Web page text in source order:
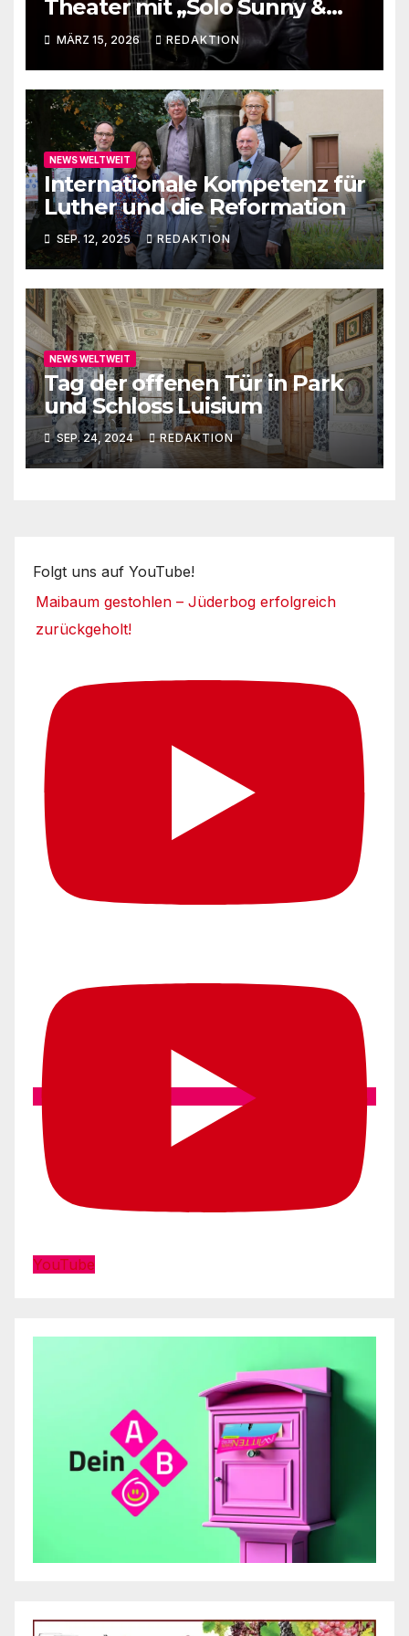
Theater mit „Solo Sunny &
me“
MÄRZ 15, 2026 REDAKTION
NEWS WELTWEIT
Internationale Kompetenz für
Luther und die Reformation
SEP. 12, 2025 REDAKTION
NEWS WELTWEIT
Tag der offenen Tür in Park
und Schloss Luisium
SEP. 24, 2024 REDAKTION
Folgt uns auf YouTube!
Maibaum gestohlen – Jüderbog erfolgreich
zurückgeholt!
YouTube